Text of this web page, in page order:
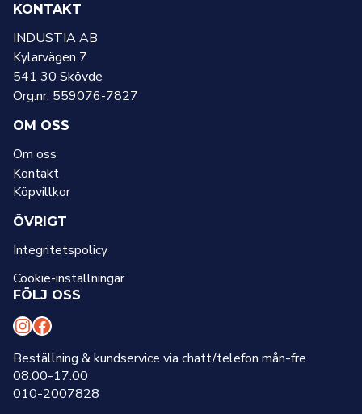
KONTAKT
INDUSTIA AB
Kylarvägen 7
541 30 Skövde
Org.nr: 559076-7827
OM OSS
Om oss
Kontakt
Köpvillkor
ÖVRIGT
Integritetspolicy
Cookie-inställningar
FÖLJ OSS
I
n
s
t
F
a
c
e
Beställning & kundservice via chatt/telefon mån-fre
08.00-17.00
010-2007828